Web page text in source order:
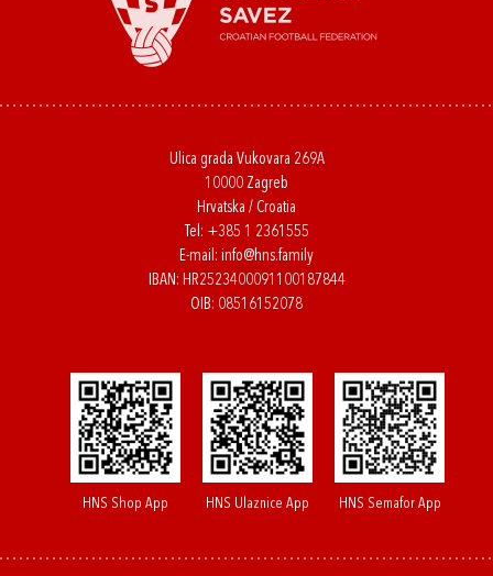
Ulica grada Vukovara 269A
10000 Zagreb
Hrvatska / Croatia
Tel: +385 1 2361555
E-mail: info@hns.family
IBAN: HR2523400091100187844
OIB: 08516152078
HNS Shop App HNS Ulaznice App HNS Semafor App